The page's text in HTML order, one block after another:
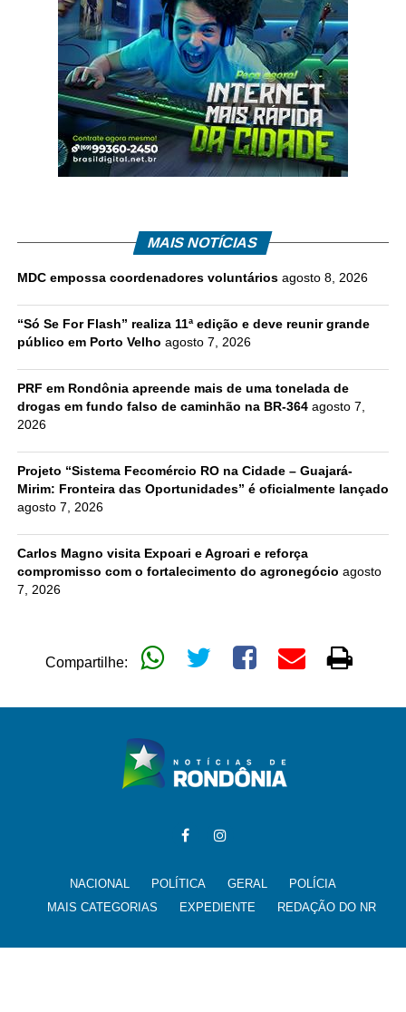
MAIS NOTÍCIAS
MDC empossa coordenadores voluntários agosto 8, 2026
“Só Se For Flash” realiza 11ª edição e deve reunir grande
público em Porto Velho agosto 7, 2026
PRF em Rondônia apreende mais de uma tonelada de
drogas em fundo falso de caminhão na BR-364 agosto 7,
2026
Projeto “Sistema Fecomércio RO na Cidade – Guajará-
Mirim: Fronteira das Oportunidades” é oficialmente lançado
agosto 7, 2026
Carlos Magno visita Expoari e Agroari e reforça
compromisso com o fortalecimento do agronegócio agosto
7, 2026
Compartilhe:
NACIONAL POLÍTICA GERAL
POLÍCIA
MAIS CATEGORIAS
EXPEDIENTE REDAÇÃO DO NR